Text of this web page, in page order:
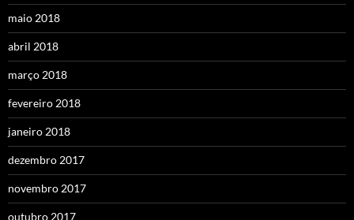
maio 2018
abril 2018
março 2018
fevereiro 2018
janeiro 2018
dezembro 2017
novembro 2017
outubro 2017